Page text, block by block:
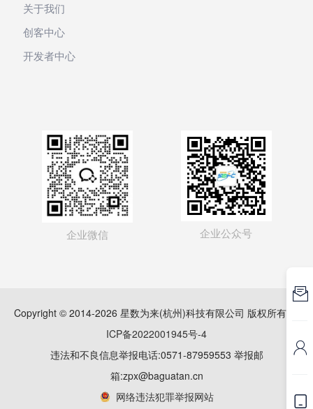
关于我们
创客中心
开发者中心
企业微信 企业公众号
Copyright © 2014-2026 星数为来(杭州)科技有限公司 版权所有
ICP备2022001945号-4
违法和不良信息举报电话:0571-87959553 举报邮
箱:zpx@baguatan.cn
网络违法犯罪举报网站


